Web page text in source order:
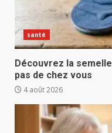
santé
Découvrez la
pas de chez vous
4 août 2026